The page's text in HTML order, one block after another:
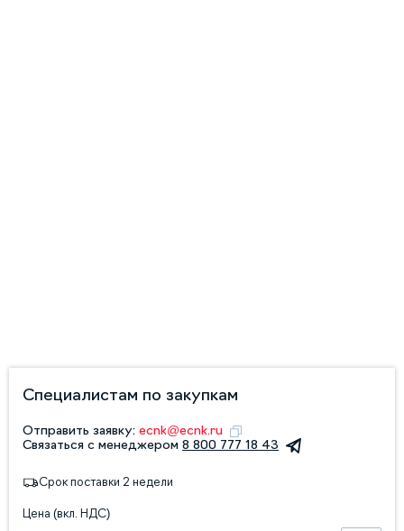
Специалистам по закупкам
Отправить заявку: ecnk@ecnk.ru
Связаться с менеджером 8 800 777 18 43
Срок поставки 2 недели
Цена (вкл. НДС)